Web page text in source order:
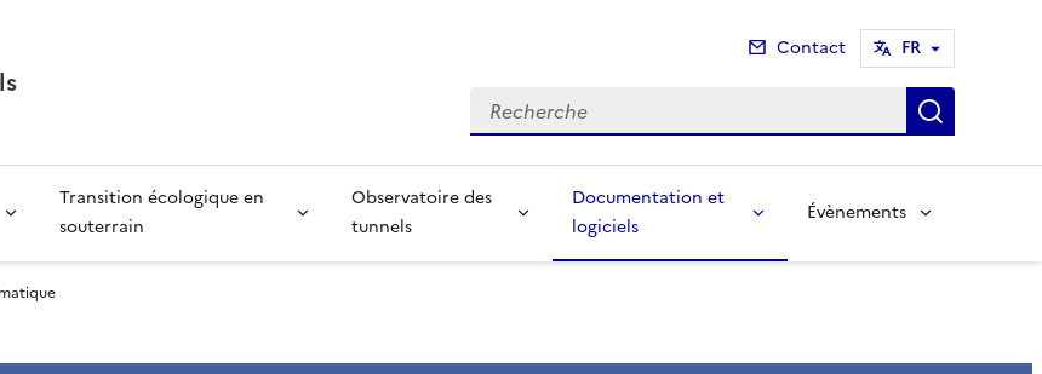
Contact FR
Recherche
Transition écologique en
souterrain
Observatoire des
tunnels
Documentation et
logiciels
Évènements